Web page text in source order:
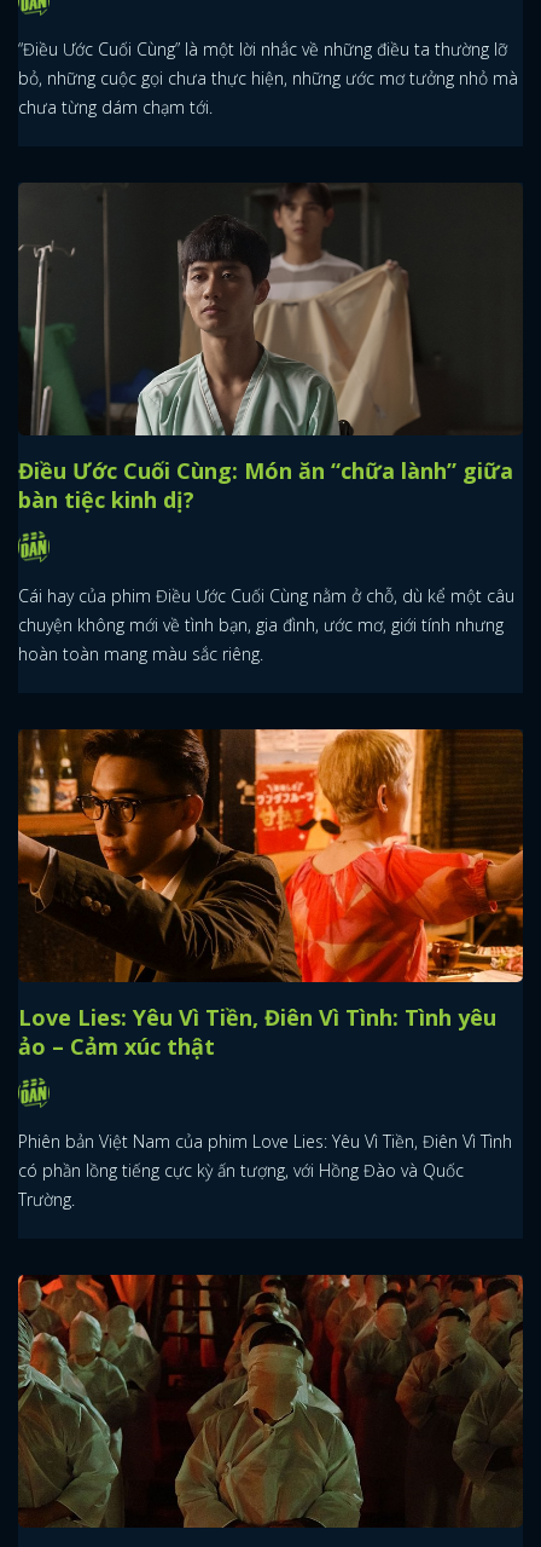
“Điều Ước Cuối Cùng” là một lời nhắc về những điều ta thường lỡ
bỏ, những cuộc gọi chưa thực hiện, những ước mơ tưởng nhỏ mà
chưa từng dám chạm tới.
Điều Ước Cuối Cùng: Món ăn “chữa lành” giữa
bàn tiệc kinh dị?
Cái hay của phim Điều Ước Cuối Cùng nằm ở chỗ, dù kể một câu
chuyện không mới về tình bạn, gia đình, ước mơ, giới tính nhưng
hoàn toàn mang màu sắc riêng.
Love Lies: Yêu Vì Tiền, Điên Vì Tình: Tình yêu
ảo – Cảm xúc thật
Phiên bản Việt Nam của phim Love Lies: Yêu Vì Tiền, Điên Vì Tình
có phần lồng tiếng cực kỳ ấn tượng, với Hồng Đào và Quốc
Trường.